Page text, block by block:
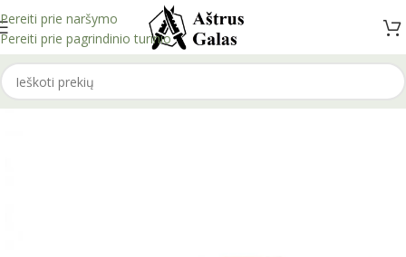
Pereiti prie naršymo
Pereiti prie pagrindinio turinio